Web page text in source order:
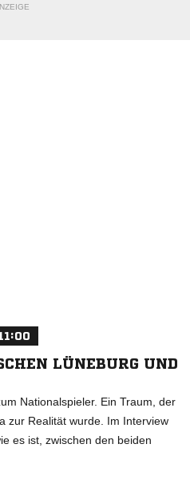
LÜNEBURG UND
Nationalspieler. Ein Traum, der
zur Realität wurde. Im Interview
es ist, zwischen den beiden